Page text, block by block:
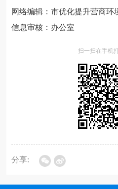
网络编辑：市优化提升营商环
信息审核：办公室
扫一扫在手机
分享: